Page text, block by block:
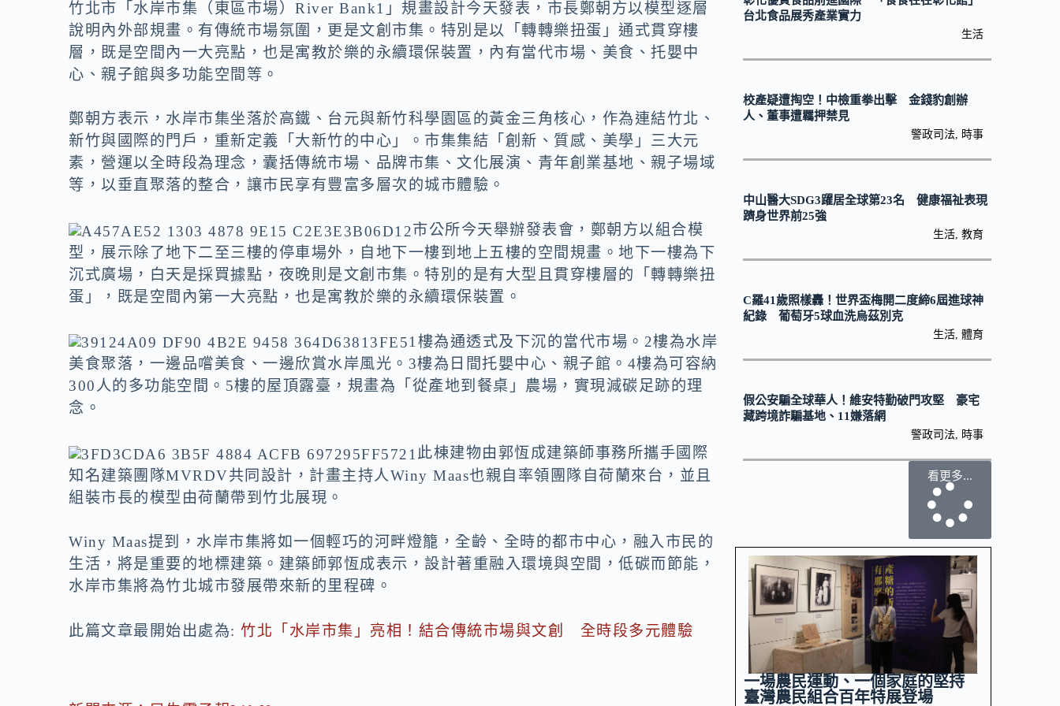
o
k
n
k
竹北市「水岸市集（東區市場）River Bank1」規畫設計今天發表，市長鄭朝方以模型逐層
說明內外部規畫。有傳統市場氛圍，更是文創市集。特別是以「轉轉樂扭蛋」通式貫穿樓
層，既是空間內一大亮點，也是寓教於樂的永續環保裝置，內有當代市場、美食、托嬰中
心、親子館與多功能空間等。
鄭朝方表示，水岸市集坐落於高鐵、台元與新竹科學園區的黃金三角核心，作為連結竹北、
新竹與國際的門戶，重新定義「大新竹的中心」。市集集結「創新、質感、美學」三大元
素，營運以全時段為理念，囊括傳統市場、品牌市集、文化展演、青年創業基地、親子場域
等，以垂直聚落的整合，讓市民享有豐富多層次的城市體驗。
市公所今天舉辦發表會，鄭朝方以組合模
型，展示除了地下二至三樓的停車場外，自地下一樓到地上五樓的空間規畫。地下一樓為下
沉式廣場，白天是採買據點，夜晚則是文創市集。特別的是有大型且貫穿樓層的「轉轉樂扭
蛋」，既是空間內第一大亮點，也是寓教於樂的永續環保裝置。
1樓為通透式及下沉的當代市場。2樓為水岸
美食聚落，一邊品嚐美食、一邊欣賞水岸風光。3樓為日間托嬰中心、親子館。4樓為可容納
300人的多功能空間。5樓的屋頂露臺，規畫為「從產地到餐桌」農場，實現減碳足跡的理
念。
此棟建物由郭恆成建築師事務所攜手國際
知名建築團隊MVRDV共同設計，計畫主持人Winy Maas也親自率領團隊自荷蘭來台，並且
組裝市長的模型由荷蘭帶到竹北展現。
Winy Maas提到，水岸市集將如一個輕巧的河畔燈籠，全齡、全時的都市中心，融入市民的
生活，將是重要的地標建築。建築師郭恆成表示，設計著重融入環境與空間，低碳而節能，
水岸市集將為竹北城市發展帶來新的里程碑。
此篇文章最開始出處為:竹北「水岸市集」亮相！結合傳統市場與文創 全時段多元體驗
台北食品展秀產業實力
生活
校產疑遭掏空！中檢重拳出擊 金錢豹創辦
人、董事遭羈押禁見
警政司法, 時事
中山醫大SDG3躍居全球第23名 健康福祉表現
躋身世界前25強
生活, 教育
C羅41歲照樣轟！世界盃梅開二度締6屆進球神
紀錄 葡萄牙5球血洗烏茲別克
生活, 體育
假公安騙全球華人！維安特勤破門攻堅 豪宅
藏跨境詐騙基地、11嫌落網
警政司法, 時事
看更多...
一場農民運動、一個家庭的堅持
臺灣農民組合百年特展登場